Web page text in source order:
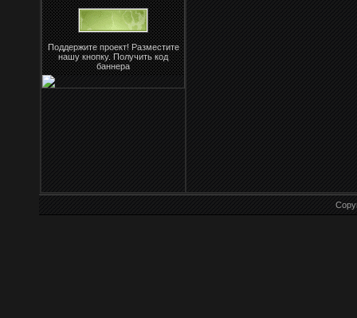
Поддержите проект! Разместите
нашу кнопку. Получить код
баннера